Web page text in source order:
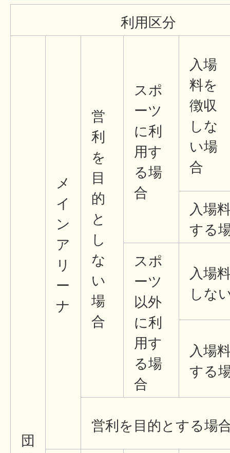
利用区分
団
メ
イ
ン
ア
リ
ー
ナ
営
利
を
目
的
と
し
な
い
場
合
スポ
ーツ
に利
用す
る場
合
入場
料を
徴収
しな
い場
合
入場
する
スポ
ーツ
以外
に利
用す
る場
合
入場
しな
入場
する
営利を目的とする場